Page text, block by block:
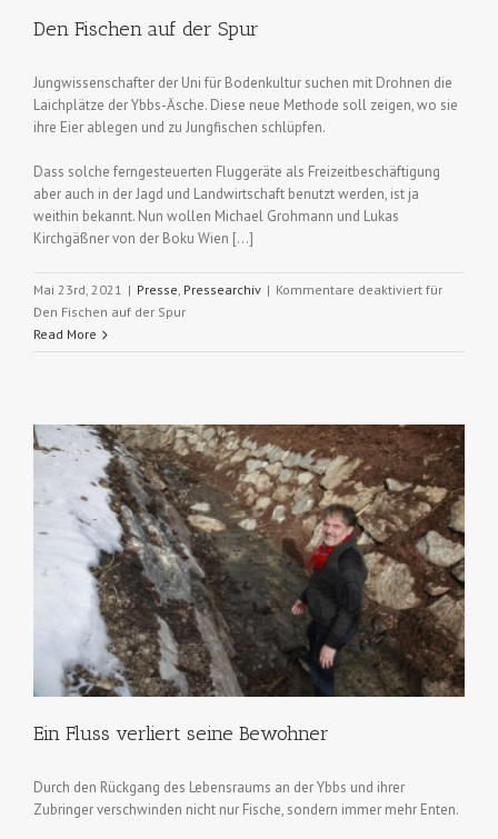
Den Fischen auf der Spur
Jungwissenschafter der Uni für Bodenkultur suchen mit Drohnen die
Laichplätze der Ybbs-Äsche. Diese neue Methode soll zeigen, wo sie
ihre Eier ablegen und zu Jungfischen schlüpfen.
Dass solche ferngesteuerten Fluggeräte als Freizeitbeschäftigung
aber auch in der Jagd und Landwirtschaft benutzt werden, ist ja
weithin bekannt. Nun wollen Michael Grohmann und Lukas
Kirchgäßner von der Boku Wien […]
Mai 23rd, 2021 | Presse, Pressearchiv | Kommentare deaktiviert für
Den Fischen auf der Spur
Read More
Ein Fluss verliert seine Bewohner
Durch den Rückgang des Lebensraums an der Ybbs und ihrer
Zubringer verschwinden nicht nur Fische, sondern immer mehr Enten.